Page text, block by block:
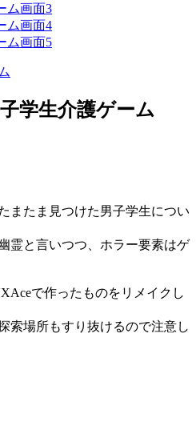
学生介護ゲーム
またま見つけた男子学生につい
霊と言いつつ、ホラー要素はゲ
で作ったものをリメイクし
索場所もすり抜けるので注意し